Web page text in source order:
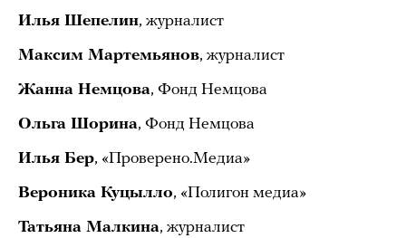
Илья Шепелин, журналист
Максим Мартемьянов, журналист
Жанна Немцова, Фонд Немцова
Ольга Шорина, Фонд Немцова
Илья Бер, «Проверено.Медиа»
Вероника Куцылло, «Полигон медиа»
Татьяна Малкина, журналист